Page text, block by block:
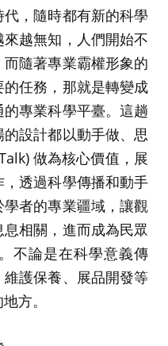
，隨時都有新的科學
越無知，人們開始不
隨著專業霸權形象的
任務，那就是轉變成
專業科學平臺。這趟
設計都以動手做、思
做為核心價值，展
透過科學傳播和動手
者的專業疆域，讓觀
相關，進而成為民眾
不論是在科學意義傳
護保養、展品開發等
方。